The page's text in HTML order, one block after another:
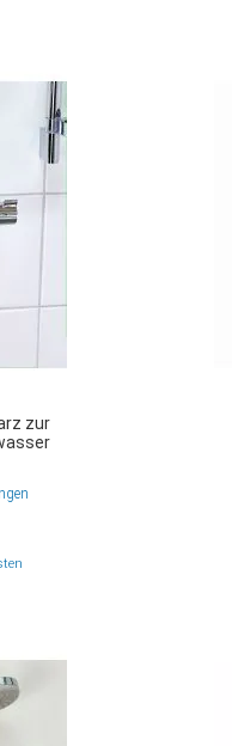
zur